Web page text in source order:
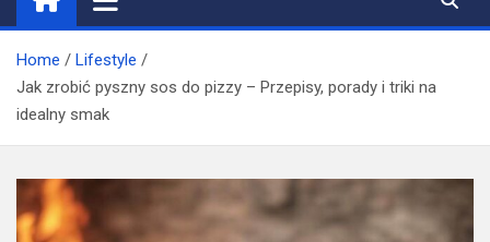
Home
Lifestyle
Jak zrobić pyszny sos do pizzy – Przepisy, porady i triki na
idealny smak